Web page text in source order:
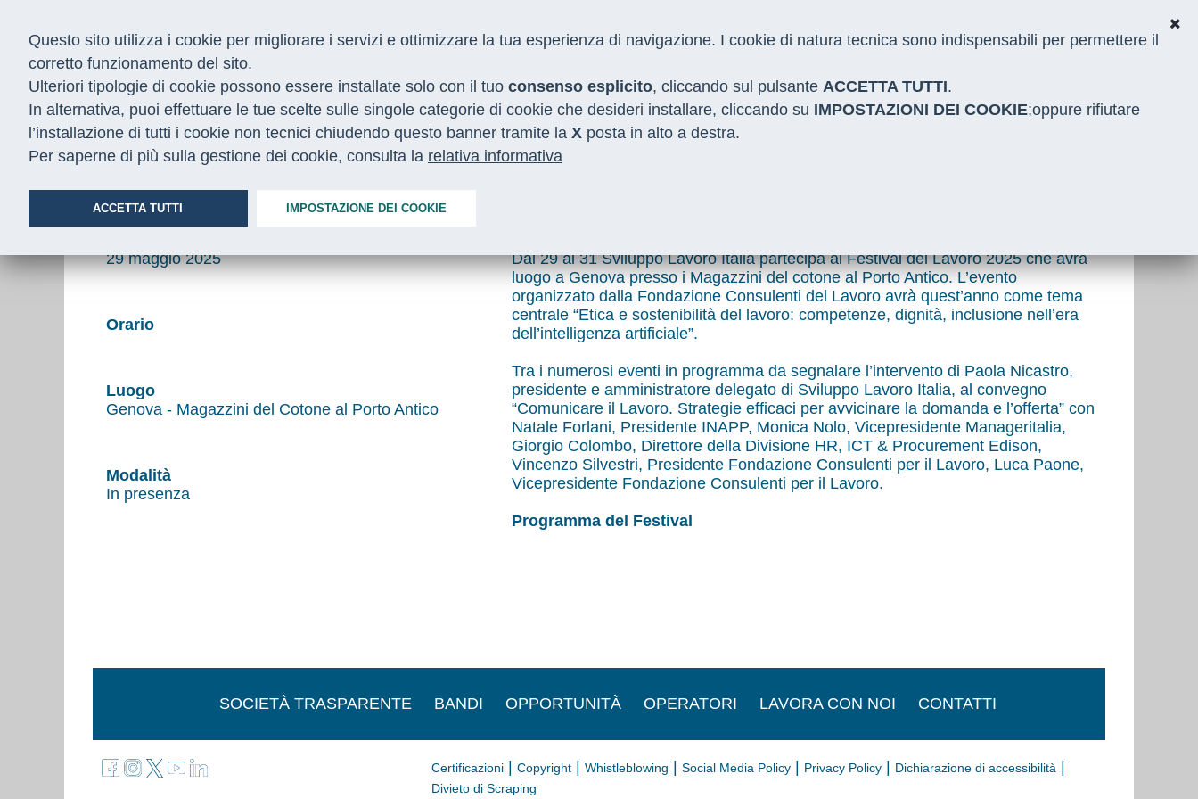
Home / Appuntamenti / festival lavoro genova sli
Sviluppo Lavoro Italia partecipa al Festival del Lavoro 2025
29 maggio 2025
Orario
Luogo
Genova - Magazzini del Cotone al Porto Antico
Modalità
In presenza
Dal 29 al 31 Sviluppo Lavoro Italia partecipa al Festival del Lavoro 2025 che avrà
luogo a Genova presso i Magazzini del cotone al Porto Antico. L’evento
organizzato dalla Fondazione Consulenti del Lavoro avrà quest’anno come tema
centrale “Etica e sostenibilità del lavoro: competenze, dignità, inclusione nell’era
dell’intelligenza artificiale”.
Tra i numerosi eventi in programma da segnalare l’intervento di Paola Nicastro,
presidente e amministratore delegato di Sviluppo Lavoro Italia, al convegno
“Comunicare il Lavoro. Strategie efficaci per avvicinare la domanda e l’offerta” con
Natale Forlani, Presidente INAPP, Monica Nolo, Vicepresidente Manageritalia,
Giorgio Colombo, Direttore della Divisione HR, ICT & Procurement Edison,
Vincenzo Silvestri, Presidente Fondazione Consulenti per il Lavoro, Luca Paone,
Vicepresidente Fondazione Consulenti per il Lavoro.
Programma del Festival
SOCIETÀ TRASPARENTE BANDI OPPORTUNITÀ OPERATORI LAVORA CON NOI CONTATTI
Certificazioni Copyright Whistleblowing Social Media Policy Privacy Policy Dichiarazione di accessibilità
Divieto di Scraping
Questo sito utilizza i cookie per migliorare i servizi e ottimizzare la tua esperienza di navigazione. I cookie di natura tecnica sono indispensabili per permettere il
corretto funzionamento del sito.
Ulteriori tipologie di cookie possono essere installate solo con il tuo consenso esplicito, cliccando sul pulsante ACCETTA TUTTI.
In alternativa, puoi effettuare le tue scelte sulle singole categorie di cookie che desideri installare, cliccando su IMPOSTAZIONI DEI COOKIE;oppure rifiutare
l’installazione di tutti i cookie non tecnici chiudendo questo banner tramite la X posta in alto a destra.
Per saperne di più sulla gestione dei cookie, consulta la relativa informativa
ACCETTA TUTTI IMPOSTAZIONE DEI COOKIE